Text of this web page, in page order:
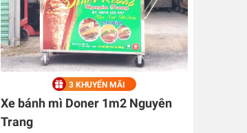
3 KHUYẾN MÃI
Xe bánh mì Doner 1m2 Nguyên
Trang